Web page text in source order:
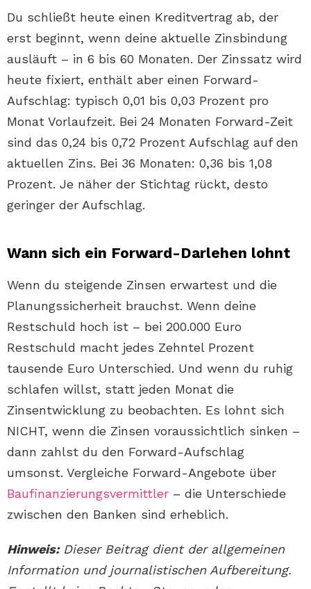
Du schließt heute einen Kreditvertrag ab, der
erst beginnt, wenn deine aktuelle Zinsbindung
ausläuft – in 6 bis 60 Monaten. Der Zinssatz wird
heute fixiert, enthält aber einen Forward-
Aufschlag: typisch 0,01 bis 0,03 Prozent pro
Monat Vorlaufzeit. Bei 24 Monaten Forward-Zeit
sind das 0,24 bis 0,72 Prozent Aufschlag auf den
aktuellen Zins. Bei 36 Monaten: 0,36 bis 1,08
Prozent. Je näher der Stichtag rückt, desto
geringer der Aufschlag.
Wann sich ein Forward-Darlehen lohnt
Wenn du steigende Zinsen erwartest und die
Planungssicherheit brauchst. Wenn deine
Restschuld hoch ist – bei 200.000 Euro
Restschuld macht jedes Zehntel Prozent
tausende Euro Unterschied. Und wenn du ruhig
schlafen willst, statt jeden Monat die
Zinsentwicklung zu beobachten. Es lohnt sich
NICHT, wenn die Zinsen voraussichtlich sinken –
dann zahlst du den Forward-Aufschlag
umsonst. Vergleiche Forward-Angebote über
Baufinanzierungsvermittler – die Unterschiede
zwischen den Banken sind erheblich.
Hinweis:Dieser Beitrag dient der allgemeinen
Information und journalistischen Aufbereitung.